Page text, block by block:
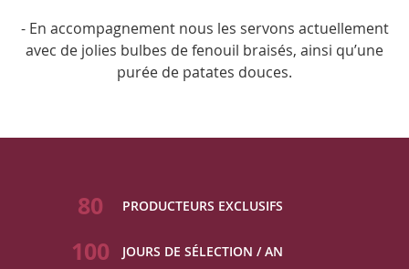
- En accompagnement nous les servons actuellement
avec de jolies bulbes de fenouil braisés, ainsi qu’une
purée de patates douces.
80 PRODUCTEURS EXCLUSIFS
100 JOURS DE SÉLECTION / AN